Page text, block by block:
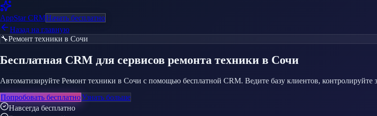
AppStarCRMНачать бесплатно
Назад на главную
🔧Ремонт техники в Сочи
Бесплатная CRM для сервисов ремонта техники в Сочи
Автоматизируйте Ремонт техники в Сочи с помощью бесплатной CRM. Ведите базу клиентов,
Попробовать бесплатноУзнать больше
Навсегда бесплатно